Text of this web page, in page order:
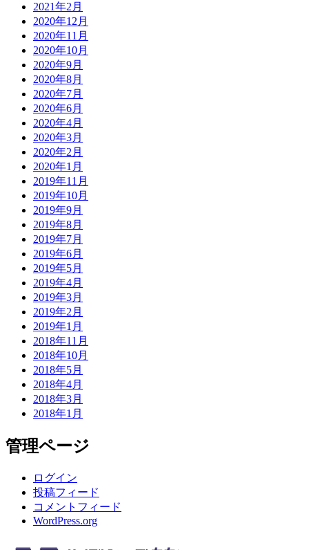
2021年2月
2020年12月
2020年11月
2020年10月
2020年9月
2020年8月
2020年7月
2020年6月
2020年4月
2020年3月
2020年2月
2020年1月
2019年11月
2019年10月
2019年9月
2019年8月
2019年7月
2019年6月
2019年5月
2019年4月
2019年3月
2019年2月
2019年1月
2018年11月
2018年10月
2018年5月
2018年4月
2018年3月
2018年1月
管理ページ
ログイン
投稿フィード
コメントフィード
WordPress.org